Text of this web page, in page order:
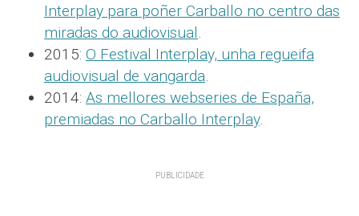
Interplay para poñer Carballo no centro das
miradas do audiovisual.
2015: O Festival Interplay, unha regueifa
audiovisual de vangarda.
2014: As mellores webseries de España,
premiadas no Carballo Interplay.